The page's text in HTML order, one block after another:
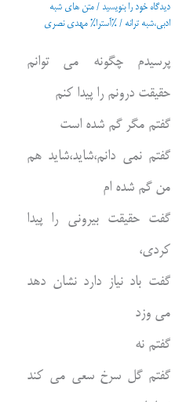
دیدگاه‌ خود را بنویسید / متن های شبه
ادبی،شبه ترانه / %آسترا% مهدی نصری
پرسیدم چگونه می توانم
حقیقت درونم را پیدا کنم
گفتم مگر گم شده است
گفتم نمی دانم،شاید،شاید هم
من گم شده ام
گفت حقیقت بیرونی را پیدا
کردی،
گفت باد نیاز دارد نشان دهد
می وزد
گفتم نه
گفتم گل سرخ سعی می کند